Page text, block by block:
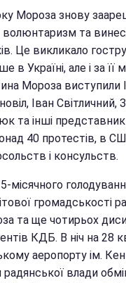
Мороза знову
волюнтаризм та
Це викликало
в Україні, але і за
Мороза виступили
Іван Світличний,
та інші представники
40 протестів, в
і консульств.
місячного
громадськості
та ще чотирьох
КДБ. В ніч на 28
аеропорту ім.
влади